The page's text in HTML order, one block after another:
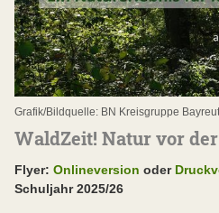
Grafik/Bildquelle: BN Kreisgruppe
WaldZeit! Natur vor
Flyer: Onlineversion oder
Schuljahr 2025/26